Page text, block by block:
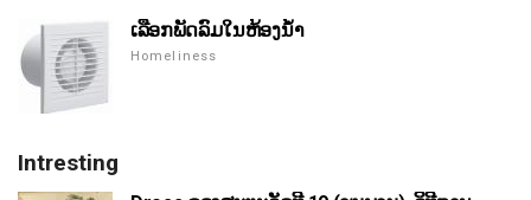
ເລືອກພັດລົມໃນຫ້ອງນ້ໍາ
Homeliness
Intresting